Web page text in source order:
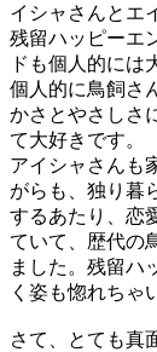
イシャさんとエ
残留ハッピーエ
ドも個人的には
個人的に鳥飼さ
かさとやさしさ
て大好きです。
アイシャさんも
がらも、独り暮
するあたり、恋
ていて、歴代の
ました。残留ハ
く姿も惚れちゃ
さて、とても真